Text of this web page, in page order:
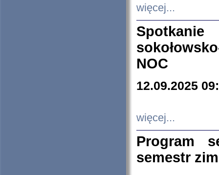
więcej...
NOC
12.09.2025
więcej...
Program
semestr